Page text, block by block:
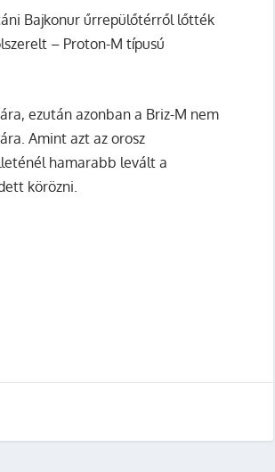
Bajkonur űrrepülőtérről lőtték
– Proton-M típusú
ezután azonban a Briz-M nem
Amint azt az orosz
hamarabb levált a
körözni.